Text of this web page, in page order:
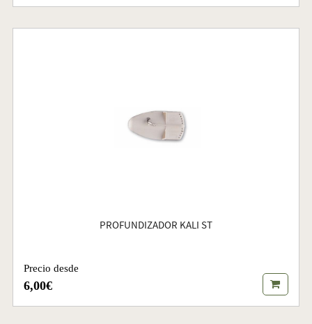
PROFUNDIZADOR KALI ST
Precio desde
6,00€